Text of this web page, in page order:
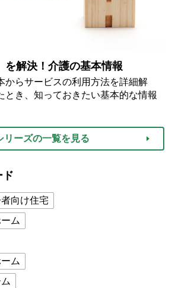
を解決！介護の基本情報
からサービスの利用方法を詳細解
とき、知っておきたい基本的な情報
リーズの一覧を見る
ド
向け住宅
ム
ム